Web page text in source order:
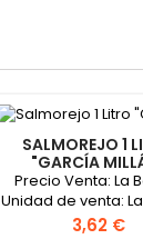
SALMOREJO 1
"GARCÍA
Precio Venta: La
Unidad de venta:
Formato caja: 4
Precio
3,62 €